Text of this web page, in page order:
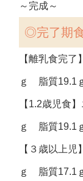
～完成～
◎完了期
【離乳食完
ｇ 脂質19.1
【1.2歳児食
ｇ 脂質19.1
【３歳以上
ｇ 脂質17.1